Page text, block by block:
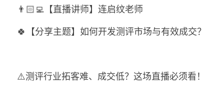
👨🏻‍💻【直播讲师】连启纹老师
🍀【分享主题】如何开发测评市场与有效成交？
⚠️测评行业拓客难、成交低？这场直播必须看！